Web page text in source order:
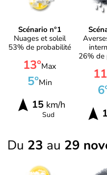
Scénario n°1
Nuages et soleil
53% de probabilité
13°Max
5°Min
15km/h
Sud
26% de
Du 23 au 29